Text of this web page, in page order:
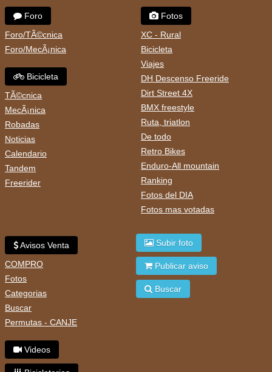
Foro
Foro/TÃ©cnica
Foro/MecÃ¡nica
Bicicleta
TÃ©cnica
MecÃ¡nica
Robadas
Noticias
Calendario
Tandem
Freerider
Fotos
XC - Rural
Bicicleta
Viajes
DH Descenso Freeride
Dirt Street 4X
BMX freestyle
Ruta, triatlon
De todo
Retro Bikes
Enduro-All mountain
Ranking
Fotos del DIA
Fotos mas votadas
Avisos Venta
COMPRO
Fotos
Categorias
Buscar
Permutas - CANJE
Videos
Subir foto
Publicar aviso
Buscar